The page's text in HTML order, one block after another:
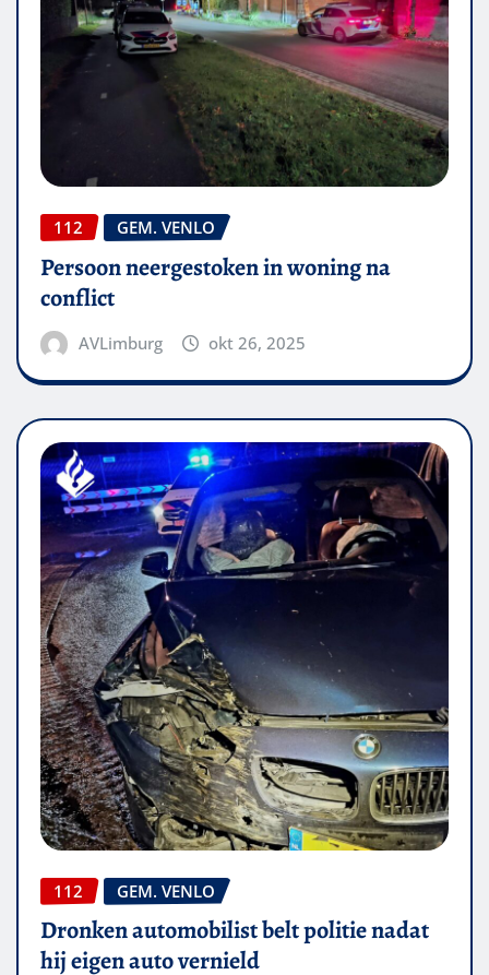
112 GEM. VENLO
Persoon neergestoken in woning na
conflict
AVLimburg okt 26, 2025
112 GEM. VENLO
Dronken automobilist belt politie nadat
hij eigen auto vernield